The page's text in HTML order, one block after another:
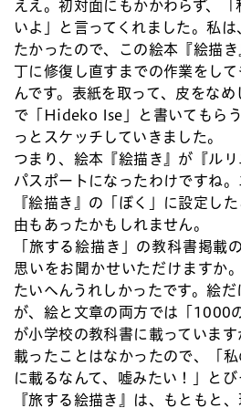
ええ。初対面にもかかわらず、
いよ」と言ってくれました。私
たかったので、この絵本『絵描
丁に修復し直すまでの作業をし
んです。表紙を取って、皮をな
で「Hideko Ise」と書いてもら
っとスケッチしていきました。
つまり、絵本『絵描き』が『ル
パスポートになったわけですね
『絵描き』の「ぼく」に設定し
由もあったかもしれません。
「旅する絵描き」の教科書掲載
思いをお聞かせいただけますか。
たいへんうれしかったです。絵だ
が、絵と文章の両方では「1000
が小学校の教科書に載っていま
載ったことはなかったので、「
に載るなんて、嘘みたい！」とび
『旅する絵描き』は、もともと